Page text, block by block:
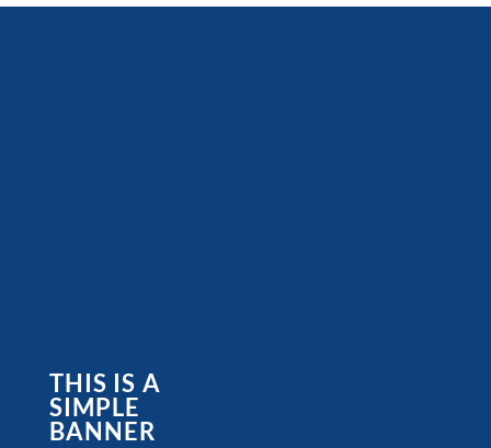
THIS IS A
SIMPLE
BANNER